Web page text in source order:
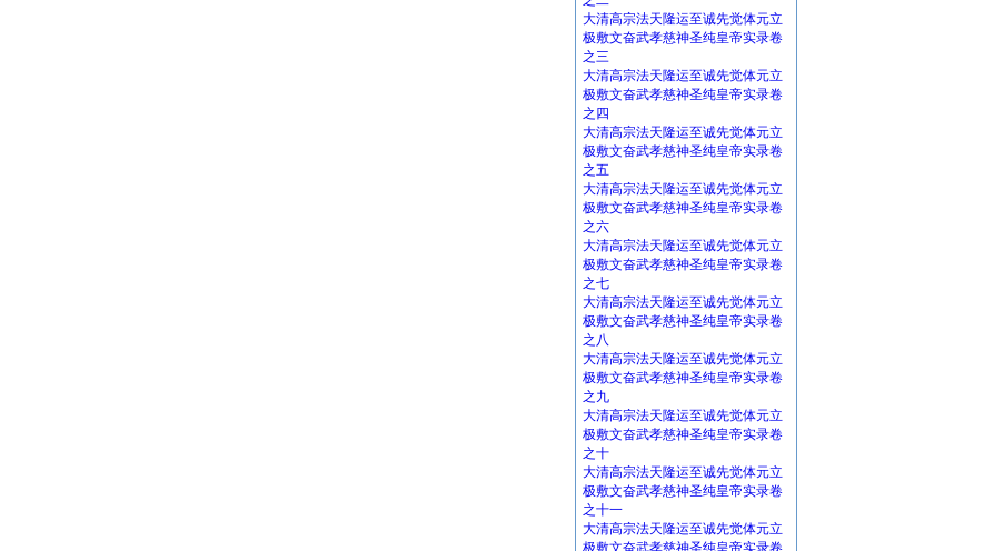
大清高宗法天隆运至诚先觉体元立
极敷文奋武孝慈神圣纯皇帝实录卷
之三
大清高宗法天隆运至诚先觉体元立
极敷文奋武孝慈神圣纯皇帝实录卷
之四
大清高宗法天隆运至诚先觉体元立
极敷文奋武孝慈神圣纯皇帝实录卷
之五
大清高宗法天隆运至诚先觉体元立
极敷文奋武孝慈神圣纯皇帝实录卷
之六
大清高宗法天隆运至诚先觉体元立
极敷文奋武孝慈神圣纯皇帝实录卷
之七
大清高宗法天隆运至诚先觉体元立
极敷文奋武孝慈神圣纯皇帝实录卷
之八
大清高宗法天隆运至诚先觉体元立
极敷文奋武孝慈神圣纯皇帝实录卷
之九
大清高宗法天隆运至诚先觉体元立
极敷文奋武孝慈神圣纯皇帝实录卷
之十
大清高宗法天隆运至诚先觉体元立
极敷文奋武孝慈神圣纯皇帝实录卷
之十一
大清高宗法天隆运至诚先觉体元立
极敷文奋武孝慈神圣纯皇帝实录卷